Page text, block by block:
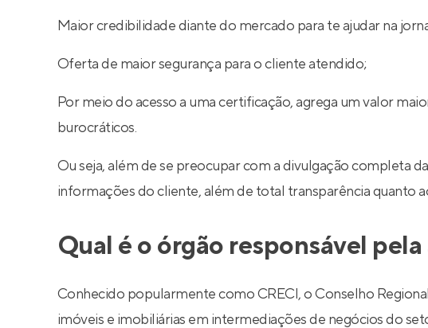
Maior credibilidade diante do mercado para te ajudar na
Oferta de maior segurança para o cliente atendido;
Por meio do acesso a uma certificação, agrega um valor
burocráticos.
Ou seja, além de se preocupar com a divulgação completa
informações do cliente, além de total transparência quanto
Qual é o órgão responsável
Conhecido popularmente como CRECI, o Conselho
imóveis e imobiliárias em intermediações de negócios do